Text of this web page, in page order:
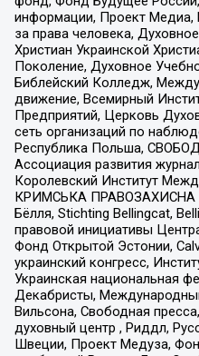
информации, Проект Медиа,
за права человека,
Христиан Украинской
Поколение, Духовное
Библейский Колледж,
движение, Всемирный
Предприятий, Церковь
сеть организаций по
Республика Польша,
Ассоциация развития
Королевский Институт
КРИМСЬКА ПРАВОЗАХИСНА
Бёлля, Stichting Bellingcat,
правовой инициативы
Фонд Открытой Эстонии,
украинский конгресс,
Украинская национальная
Декабристы,
Вильсона, Свободная
духовный центр , Риддл,
Швеции, Проект Медуза,